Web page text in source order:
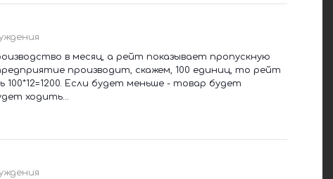
в месяц, а рейт показывает пропускную
производит, скажем, 100 единиц, то рейт
Если будет меньше - товар будет
ходить...